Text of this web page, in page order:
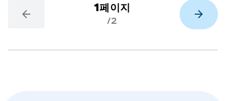
arrow_back 1페이지
/2 arrow_forward